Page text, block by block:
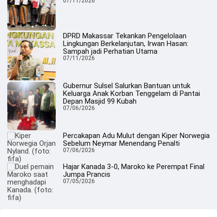
DPRD Makassar Tekankan Pengelolaan
Lingkungan Berkelanjutan, Irwan Hasan:
Sampah jadi Perhatian Utama
07/11/2026
Gubernur Sulsel Salurkan Bantuan untuk
Keluarga Anak Korban Tenggelam di Pantai
Depan Masjid 99 Kubah
07/06/2026
Percakapan Adu Mulut dengan Kiper Norwegia
Sebelum Neymar Menendang Penalti
07/06/2026
Hajar Kanada 3-0, Maroko ke Perempat Final
Jumpa Prancis
07/05/2026